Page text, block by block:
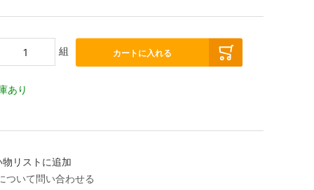
組 カートに入れる
あり
物リストに追加
ついて問い合わせる